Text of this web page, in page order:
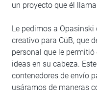
un proyecto que él llama
Le pedimos a
creativo para CüB, que
personal que le
ideas en su cabeza.
contenedores de envío
usáramos de maneras